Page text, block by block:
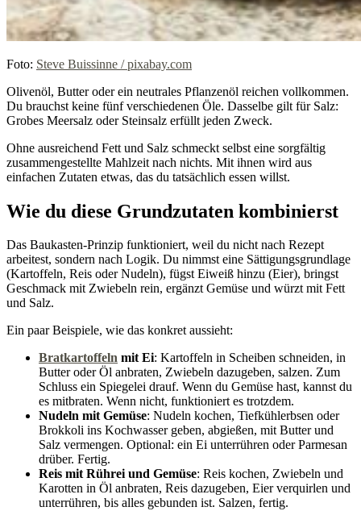
Foto: Steve Buissinne / pixabay.com
Olivenöl, Butter oder ein neutrales Pflanzenöl reichen vollkommen.
Du brauchst keine fünf verschiedenen Öle. Dasselbe gilt für Salz:
Grobes Meersalz oder Steinsalz erfüllt jeden Zweck.
Ohne ausreichend Fett und Salz schmeckt selbst eine sorgfältig
zusammengestellte Mahlzeit nach nichts. Mit ihnen wird aus
einfachen Zutaten etwas, das du tatsächlich essen willst.
Wie du diese Grundzutaten kombinierst
Das Baukasten-Prinzip funktioniert, weil du nicht nach Rezept
arbeitest, sondern nach Logik. Du nimmst eine Sättigungsgrundlage
(Kartoffeln, Reis oder Nudeln), fügst Eiweiß hinzu (Eier), bringst
Geschmack mit Zwiebeln rein, ergänzt Gemüse und würzt mit Fett
und Salz.
Ein paar Beispiele, wie das konkret aussieht:
Bratkartoffeln mit Ei: Kartoffeln in Scheiben schneiden, in
Butter oder Öl anbraten, Zwiebeln dazugeben, salzen. Zum
Schluss ein Spiegelei drauf. Wenn du Gemüse hast, kannst du
es mitbraten. Wenn nicht, funktioniert es trotzdem.
Nudeln mit Gemüse: Nudeln kochen, Tiefkühlerbsen oder
Brokkoli ins Kochwasser geben, abgießen, mit Butter und
Salz vermengen. Optional: ein Ei unterrühren oder Parmesan
drüber. Fertig.
Reis mit Rührei und Gemüse: Reis kochen, Zwiebeln und
Karotten in Öl anbraten, Reis dazugeben, Eier verquirlen und
unterrühren, bis alles gebunden ist. Salzen, fertig.